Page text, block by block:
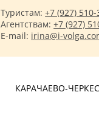
Туристам:+7 (927) 510-
Агентствам:+7 (927)
E-mail: irina@i-
КАРАЧАЕВО-